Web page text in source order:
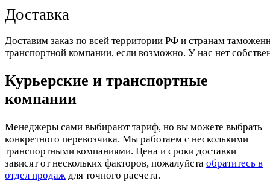
Доставка
Доставим заказ по всей территории РФ и странам
транспортной компании, если возможно. У нас нет
Курьерские и транспортные
компании
Менеджеры сами выбирают тариф, но вы можете выбрать
конкретного перевозчика. Мы работаем с несколькими
транспортными компаниями. Цена и сроки доставки
зависят от нескольких факторов, пожалуйста обратитесь в
отдел продаж для точного расчета.